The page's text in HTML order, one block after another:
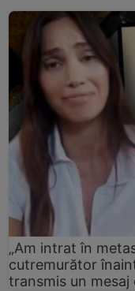
„Am intrat în
cutremurător
transmis un